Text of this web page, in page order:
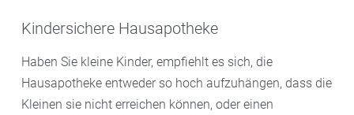
Kindersichere Hausapotheke
Haben Sie kleine Kinder, empfiehlt es sich, die
Hausapotheke entweder so hoch aufzuhängen, dass die
Kleinen sie nicht erreichen können, oder einen